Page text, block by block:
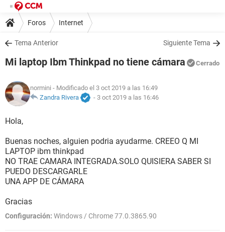
Foros Internet
Tema Anterior Siguiente Tema
Mi laptop Ibm Thinkpad no tiene cámara Cerrado
normini - Modificado el 3 oct 2019 a las 16:49
Zandra Rivera
- 3 oct 2019 a las 16:46
Hola,
Buenas noches, alguien podria ayudarme. CREEO Q MI
LAPTOP ibm thinkpad
NO TRAE CAMARA INTEGRADA.SOLO QUISIERA SABER SI
PUEDO DESCARGARLE
UNA APP DE CÁMARA
Gracias
Configuración: Windows / Chrome 77.0.3865.90